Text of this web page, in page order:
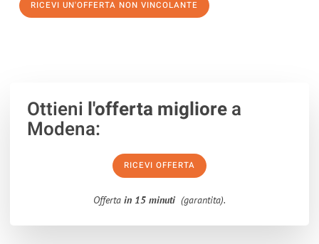
RICEVI UN'OFFERTA NON VINCOLANTE
Ottieni l'offerta migliorea
Modena:
RICEVI OFFERTA
Offerta in 15 minuti (garantita).